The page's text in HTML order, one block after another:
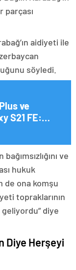
parçası
aidiyeti ile
söyledi.
ve
S21 FE:
bir seçim?
bağımsızlığını ve
hukuk
de ona komşu
topraklarının
geliyordu” diye
Diye Herşeyi